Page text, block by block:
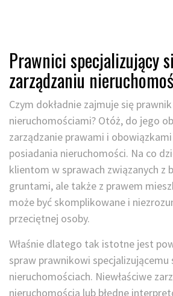
Prawnici specjalizujący
zarządzaniu
Czym dokładnie zajmuje się
nieruchomościami? Otóż, do jego
zarządzanie prawami i
posiadania nieruchomości. Na co
klientom w sprawach związanych z
gruntami, ale także z prawem
może być skomplikowane i
przeciętnej osoby.
Właśnie dlatego tak istotne jest
spraw prawnikowi specjalizującemu
nieruchomościach. Niewłaściwe
nieruchomością lub błędne